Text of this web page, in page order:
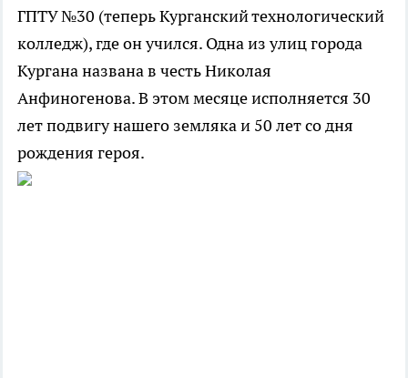
ГПТУ №30 (теперь Курганский технологический
колледж), где он учился. Одна из улиц города
Кургана названа в честь Николая
Анфиногенова. В этом месяце исполняется 30
лет подвигу нашего земляка и 50 лет со дня
рождения героя.